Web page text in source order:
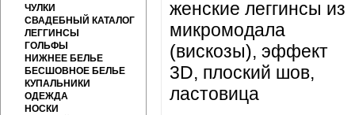
ЧУЛКИ
СВАДЕБНЫЙ КАТАЛОГ
ЛЕГГИНСЫ
ГОЛЬФЫ
НИЖНЕЕ БЕЛЬЕ
БЕСШОВНОЕ БЕЛЬЕ
КУПАЛЬНИКИ
ОДЕЖДА
НОСКИ
женские леггинсы из
микромодала
(вискозы), эффект
3D, плоский шов,
ластовица